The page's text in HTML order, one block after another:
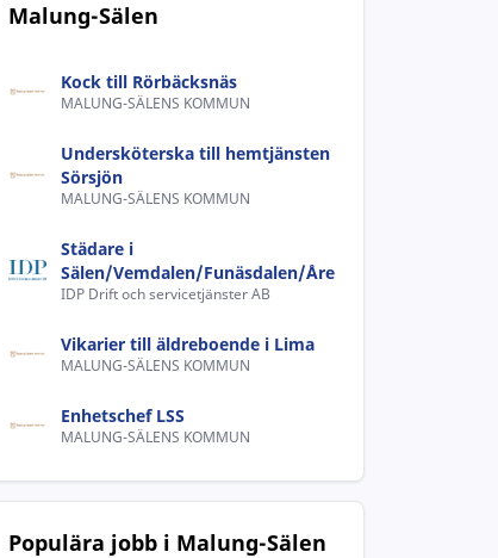
Malung-Sälen
Kock till Rörbäcksnäs
MALUNG-SÄLENS KOMMUN
Undersköterska till hemtjänsten
Sörsjön
MALUNG-SÄLENS KOMMUN
Städare i
Sälen/Vemdalen/Funäsdalen/Åre
IDP Drift och servicetjänster AB
Vikarier till äldreboende i Lima
MALUNG-SÄLENS KOMMUN
Enhetschef LSS
MALUNG-SÄLENS KOMMUN
Populära jobb i Malung-Sälen